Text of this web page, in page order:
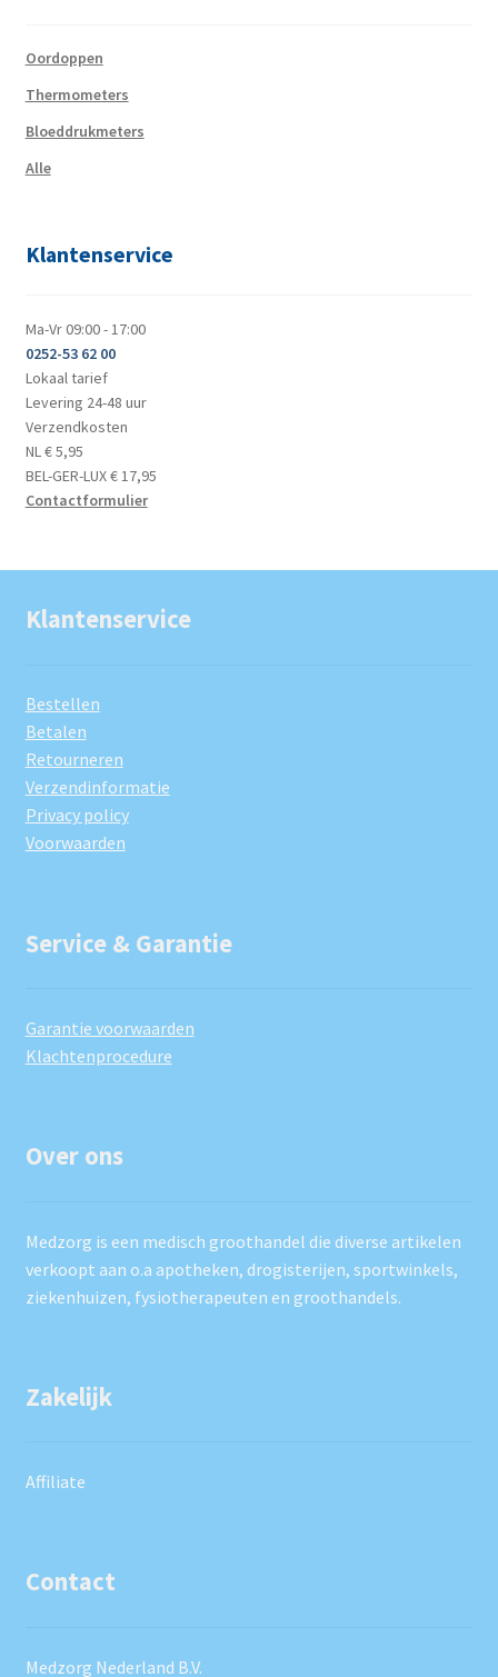
Oordoppen
Thermometers
Bloeddrukmeters
Alle
Klantenservice
Ma-Vr 09:00 - 17:00
0252-53 62 00
Lokaal tarief
Levering 24-48 uur
Verzendkosten
NL € 5,95
BEL-GER-LUX € 17,95
Contactformulier
Klantenservice
Bestellen
Betalen
Retourneren
Verzendinformatie
Privacy policy
Voorwaarden
Service & Garantie
Garantie voorwaarden
Klachtenprocedure
Over ons
Medzorg is een medisch groothandel die diverse artikelen
verkoopt aan o.a apotheken, drogisterijen, sportwinkels,
ziekenhuizen, fysiotherapeuten en groothandels.
Zakelijk
Affiliate
Contact
Medzorg Nederland B.V.